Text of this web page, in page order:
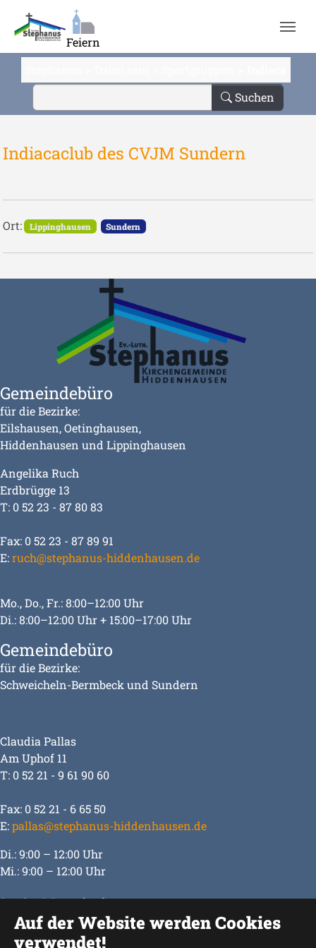
Auf der Website werden Cookies
verwendet!
Zum Hauptinhalt springen
Feiern
Suchen
Indiacaclub des CVJM Sundern
Ort: Lippinghausen Sundern
Gemeindebüro
für die Bezirke:
Eilshausen, Oetinghausen,
Hiddenhausen und Lippinghausen
Angelika Ruch
Erdbrügge 13
T: 0 52 23 - 87 80 83
Fax: 0 52 23 - 87 89 91
E:ruch@stephanus-hiddenhausen.de
Mo., Do., Fr.: 8:00–12:00 Uhr
Di.: 8:00–12:00 Uhr + 15:00–17:00 Uhr
Gemeindebüro
für die Bezirke:
Schweicheln-Bermbeck und Sundern
Claudia Pallas
Am Uphof 11
T: 0 52 21 - 9 61 90 60
Fax: 0 52 21 - 6 65 50
E:pallas@stephanus-hiddenhausen.de
Di.: 9:00 – 12:00 Uhr
Mi.: 9:00 – 12:00 Uhr
Service & Downloads
Impressum
Datenschutz